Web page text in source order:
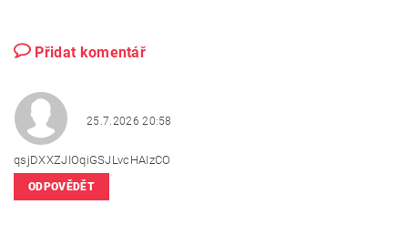
Přidat komentář
25.7.2026 20:58
qsjDXXZJIOqiGSJLvcHAIzCO
ODPOVĚDĚT